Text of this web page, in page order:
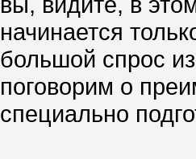
начинается
большой спрос
поговорим о
специально